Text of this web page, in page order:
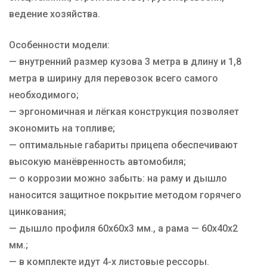
ведение хозяйства.
Особенности модели:
— внутренний размер кузова 3 метра в длину и 1,8
метра в ширину для перевозок всего самого
необходимого;
— эргономичная и лёгкая конструкция позволяет
экономить на топливе;
— оптимальные габариты прицепа обеспечивают
высокую манёвренность автомобиля;
— о коррозии можно забыть: на раму и дышло
наносится защитное покрытие методом горячего
цинкования;
— дышло профиля 60х60х3 мм., а рама — 60х40х2
мм.;
— в комплекте идут 4-х листовые рессоры.